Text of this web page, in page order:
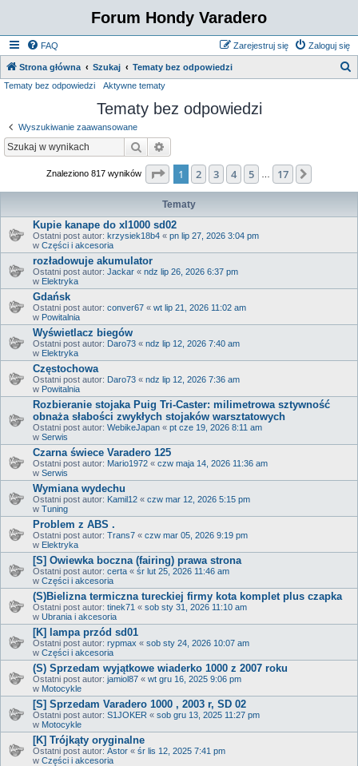
Forum Hondy Varadero
FAQ Zaloguj się
Zarejestruj się
Strona główna Szukaj Tematy bez odpowiedzi
Tematy bez odpowiedzi Aktywne tematy
Tematy bez odpowiedzi
Wyszukiwanie zaawansowane
Szukaj
Znaleziono 817 wyników Strona z17
1 2 3 4 5 17
Tematy
Kupie kanape do xl1000 sd02
Ostatni post autor: krzysiek18b4 « pn lip 27, 2026 3:04 pm
w Części i akcesoria
rozładowuje akumulator
Ostatni post autor: Jackar « ndz lip 26, 2026 6:37 pm
w Elektryka
Gdańsk
Ostatni post autor: conver67 « wt lip 21, 2026 11:02 am
w Powitalnia
Wyświetlacz biegów
Ostatni post autor: Daro73 « ndz lip 12, 2026 7:40 am
w Elektryka
Częstochowa
Ostatni post autor: Daro73 « ndz lip 12, 2026 7:36 am
w Powitalnia
Rozbieranie stojaka Puig Tri-Caster: milimetrowa sztywność
obnaża słabości zwykłych stojaków warsztatowych
Ostatni post autor: WebikeJapan « pt cze 19, 2026 8:11 am
w Serwis
Czarna świece Varadero 125
Ostatni post autor: Mario1972 « czw maja 14, 2026 11:36 am
w Serwis
Wymiana wydechu
Ostatni post autor: Kamil12 « czw mar 12, 2026 5:15 pm
w Tuning
Problem z ABS .
Ostatni post autor: Trans7 « czw mar 05, 2026 9:19 pm
w Elektryka
[S] Owiewka boczna (fairing) prawa strona
Ostatni post autor: certa « śr lut 25, 2026 11:46 am
w Części i akcesoria
(S)Bielizna termiczna tureckiej firmy kota komplet plus czapka
Ostatni post autor: tinek71 « sob sty 31, 2026 11:10 am
w Ubrania i akcesoria
[K] lampa przód sd01
Ostatni post autor: rypmax « sob sty 24, 2026 10:07 am
w Części i akcesoria
(S) Sprzedam wyjątkowe wiaderko 1000 z 2007 roku
Ostatni post autor: jamiol87 « wt gru 16, 2025 9:06 pm
w Motocykle
[S] Sprzedam Varadero 1000 , 2003 r, SD 02
Ostatni post autor: S1JOKER « sob gru 13, 2025 11:27 pm
w Motocykle
[K] Trójkąty oryginalne
Ostatni post autor: Astor « śr lis 12, 2025 7:41 pm
w Części i akcesoria